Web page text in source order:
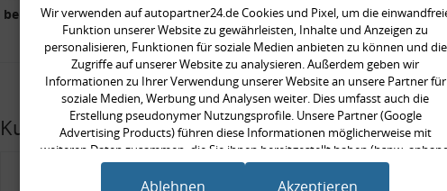
benötigte Stückzahl:
2,0
Kunden kauften auch
Wir verwenden auf autopartner24.de Cookies und Pixel, um die
Funktion unserer Website zu gewährleisten, Inhalte und Anzeigen zu
personalisieren, Funktionen für soziale Medien anbieten zu können und die
Zugriffe auf unserer Website zu analysieren. Außerdem geben wir
Informationen zu Ihrer Verwendung unserer Website an unsere Partner für
soziale Medien, Werbung und Analysen weiter. Dies umfasst auch die
Erstellung pseudonymer Nutzungsprofile. Unsere Partner (Google
Advertising Products) führen diese Informationen möglicherweise mit
weiteren Daten zusammen, die Sie ihnen bereitgestellt haben (bspw.
eines persönlichen Accounts) oder welche sie im Rahmen Ihrer Nutzung der
Dienste gesammelt haben (bspw. Nutzungsdaten anderer Geräte). Ihre
Ablehnen Akzeptieren